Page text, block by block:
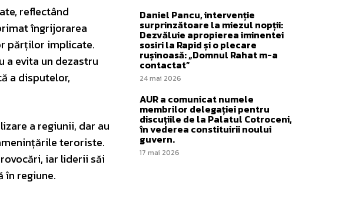
reflectând
îngrijorarea
părților implicate.
evita un dezastru
a disputelor,
a regiunii, dar au
teroriste.
iar liderii săi
regiune.
Daniel Pancu, intervenție
surprinzătoare la miezul nopții:
Dezvăluie apropierea iminentei
sosiri la Rapid și o plecare
rușinoasă: „Domnul Rahat m-a
contactat”
24 mai 2026
AUR a comunicat numele
membrilor delegației pentru
discuțiile de la Palatul Cotroceni,
în vederea constituirii noului
guvern.
17 mai 2026